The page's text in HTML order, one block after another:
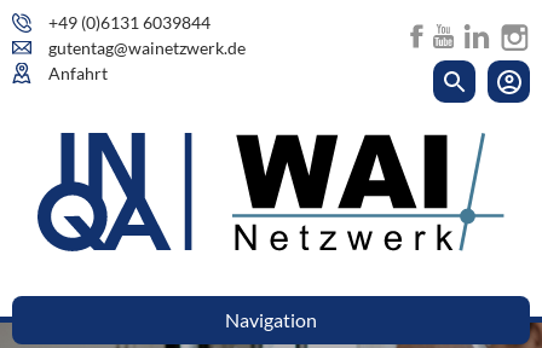
+49 (0)6131 6039844
gutentag@wainetzwerk.de
Anfahrt
Navigation